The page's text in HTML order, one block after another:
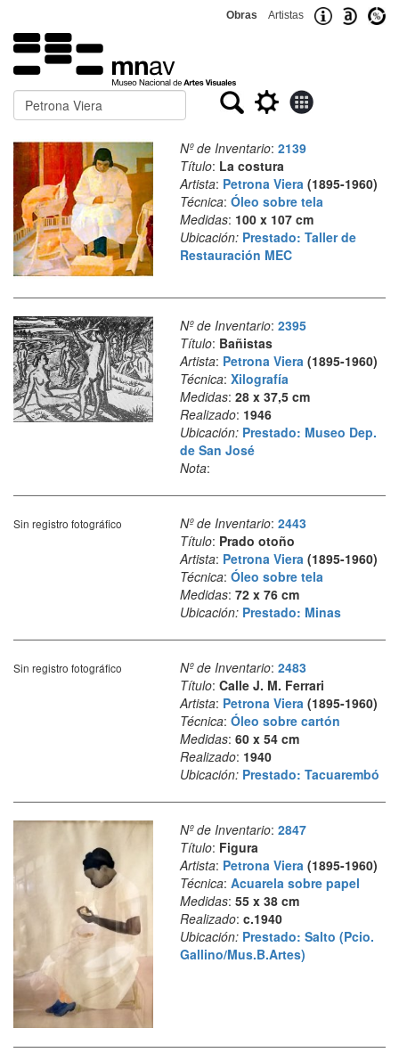
Obras Artistas
Buscar
Nº de Inventario: 2139
Título: La costura
Artista: Petrona Viera(1895-1960)
Técnica: Óleo sobre tela
Medidas: 100 x 107 cm
Ubicación: Prestado: Taller de
Restauración MEC
Nº de Inventario: 2395
Título: Bañistas
Artista: Petrona Viera (1895-1960)
Técnica: Xilografía
Medidas: 28 x 37,5 cm
Realizado: 1946
Ubicación: Prestado: Museo Dep.
de San José
Nota:
Sin registro fotográfico Nº de Inventario: 2443
Título: Prado otoño
Artista: Petrona Viera (1895-1960)
Técnica: Óleo sobre tela
Medidas: 72 x 76 cm
Ubicación: Prestado: Minas
Sin registro fotográfico Nº de Inventario: 2483
Título: Calle J. M. Ferrari
Artista: Petrona Viera (1895-1960)
Técnica: Óleo sobre cartón
Medidas: 60 x 54 cm
Realizado: 1940
Ubicación: Prestado: Tacuarembó
Nº de Inventario: 2847
Título: Figura
Artista: Petrona Viera (1895-1960)
Técnica: Acuarela sobre papel
Medidas: 55 x 38 cm
Realizado: c.1940
Ubicación: Prestado: Salto (Pcio.
Gallino/Mus.B.Artes)